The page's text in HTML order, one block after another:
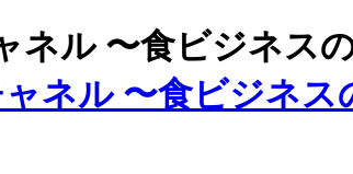
ネル 〜食ビジネス